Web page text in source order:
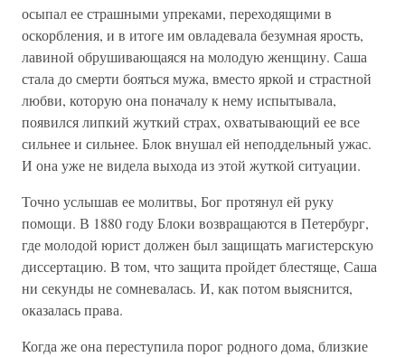
осыпал ее страшными упреками, переходящими в
оскорбления, и в итоге им овладевала безумная ярость,
лавиной обрушивающаяся на молодую женщину. Саша
стала до смерти бояться мужа, вместо яркой и страстной
любви, которую она поначалу к нему испытывала,
появился липкий жуткий страх, охватывающий ее все
сильнее и сильнее. Блок внушал ей неподдельный ужас.
И она уже не видела выхода из этой жуткой ситуации.
Точно услышав ее молитвы, Бог протянул ей руку
помощи. В 1880 году Блоки возвращаются в Петербург,
где молодой юрист должен был защищать магистерскую
диссертацию. В том, что защита пройдет блестяще, Саша
ни секунды не сомневалась. И, как потом выяснится,
оказалась права.
Когда же она переступила порог родного дома, близкие